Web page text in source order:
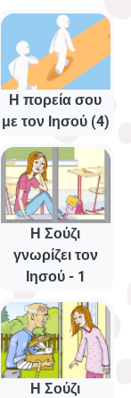
Η πορεία σου
με τον Ιησού (4)
Η Σούζι
γνωρίζει τον
Ιησού - 1
Η Σούζι